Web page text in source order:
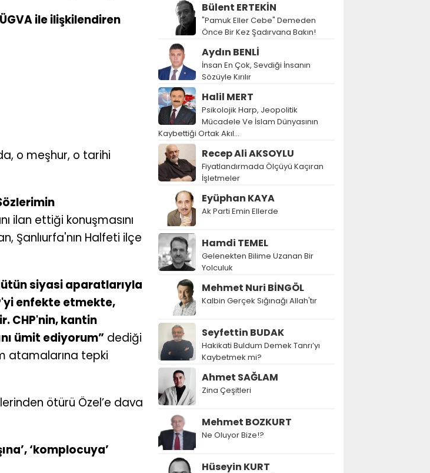
ile ilişkilendiren
o meşhur, o tarihi
ilan ettiği konuşmasını
Şanlıurfa'nın Halfeti ilçe
siyasi aparatlarıyla
enfekte etmekte,
CHP'nin, kantin
ümit ediyorum” dediği
atamalarına tepki
ötürü Özel’e dava
‘komplocuya’
Bülent ERTEKİN
"Pamuk Eller Cebe" Demeden
Önce Bir Kez Şadırvana Bakın!
Aydın BENLİ
İnsan En Çok, Sevdiği İnsanın
Sözüyle Kırılır
Halil MERT
Psikolojik Harp, Jeopolitik
Mücadele Ve İslam Dünyasının
Kaybettiği Ortak Akıl…
Recep Ali AKSOYLU
Fiyatlandırmada Ölçüyü Kaçıran
İşletmeler
Eyüphan KAYA
Ak Parti Emin Ellerde
Hamdi TEMEL
Gelenekten Bilime Uzanan Bir
Yolculuk
Mehmet Nuri BİNGÖL
Kalbin Gerçek Sığınağı Allah'tır
Seyfettin BUDAK
Hakikati Buldum Demek Tanrı’yı
Kaybetmek mi?
Ahmet SAĞLAM
Zina Çeşitleri
Mehmet BOZKURT
Ne Oluyor Bize!?
Hüseyin KURT